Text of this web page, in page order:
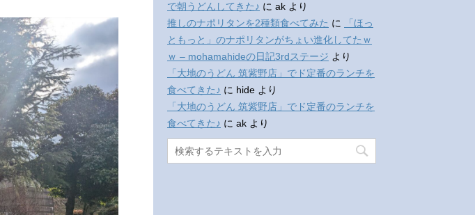
で朝うどんしてきた♪ に ak より
推しのナポリタンを2種類食べてみた に
「ほっ
ともっと」のナポリタンがちょい進化してたｗ
ｗ – mohamahideの日記3rdステージ より
「大地のうどん 筑紫野店」でド定番のランチを
食べてきた♪ に hide より
「大地のうどん 筑紫野店」でド定番のランチを
食べてきた♪ に ak より